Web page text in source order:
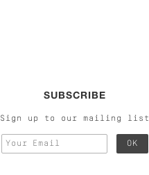
SUBSCRIBE
Sign up to our mailing list